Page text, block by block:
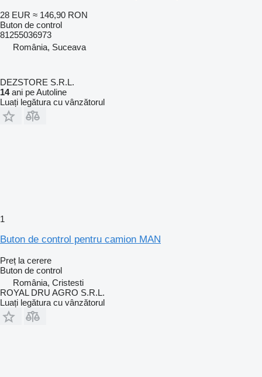
28 EUR ≈ 146,90 RON
Buton de control
81255036973
România, Suceava
DEZSTORE S.R.L.
14ani pe Autoline
Luați legătura cu vânzătorul
1
Buton de control pentru camion MAN
Preț la cerere
Buton de control
România, Cristesti
ROYAL DRU AGRO S.R.L.
Luați legătura cu vânzătorul